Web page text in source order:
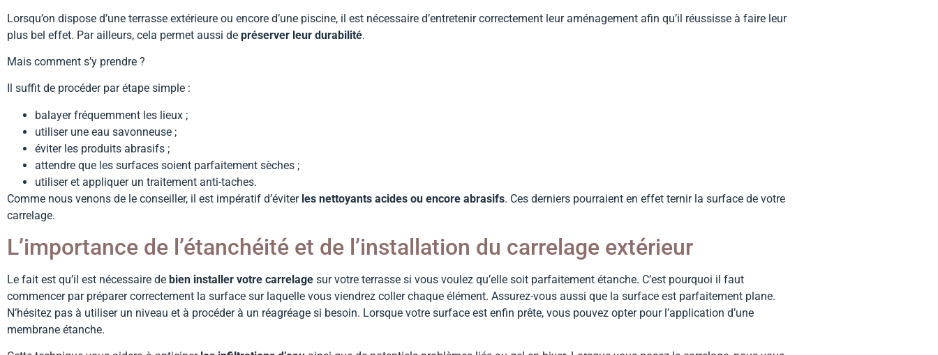
Lorsqu’on dispose d’une terrasse extérieure ou encore d’une piscine, il est nécessaire d’entretenir correctement leur aménagement afin qu’il réussisse à faire leur
plus bel effet. Par ailleurs, cela permet aussi de préserver leur durabilité.
Mais comment s’y prendre ?
Il suffit de procéder par étape simple :
balayer fréquemment les lieux ;
utiliser une eau savonneuse ;
éviter les produits abrasifs ;
attendre que les surfaces soient parfaitement sèches ;
utiliser et appliquer un traitement anti-taches.
Comme nous venons de le conseiller, il est impératif d’éviter les nettoyants acides ou encore abrasifs. Ces derniers pourraient en effet ternir la surface de votre
carrelage.
L’importance de l’étanchéité et de l’installation du carrelage extérieur
Le fait est qu’il est nécessaire de bien installer votre carrelage sur votre terrasse si vous voulez qu’elle soit parfaitement étanche. C’est pourquoi il faut
commencer par préparer correctement la surface sur laquelle vous viendrez coller chaque élément. Assurez-vous aussi que la surface est parfaitement plane.
N’hésitez pas à utiliser un niveau et à procéder à un réagréage si besoin. Lorsque votre surface est enfin prête, vous pouvez opter pour l’application d’une
membrane étanche.